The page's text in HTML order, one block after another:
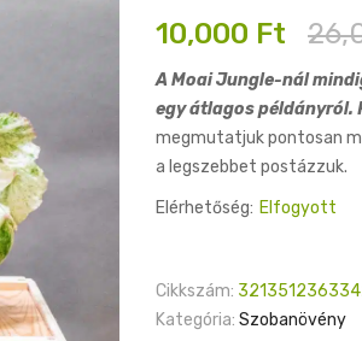
Original
was:
26,000 Ft.
10,000 Ft
Current
is:
10,000 Ft.
A Moai Jungle-nál
egy átlagos példányról.
megmutatjuk pontosan
a legszebbet postázzuk.
Elérhetőség: Elfogyott
Cikkszám:
Kategória: Szobanövény